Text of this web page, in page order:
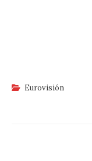
Eurovisión